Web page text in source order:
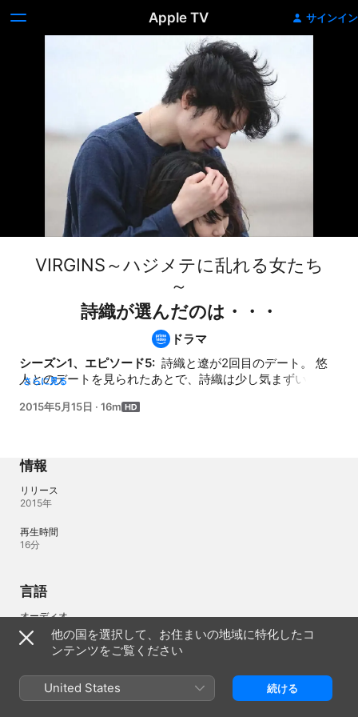
Apple TV サインイン
VIRGINS～ハジメテに乱れる女たち
～
詩織が選んだのは・・・
ドラマ
シーズン1、エピソード5: 詩織と遼が2回目のデート。 悠
人とのデートを見られたあとで、詩織は少し気まずい。 し
る。 2人は海へ。そこで遼は、詩織が誰を好きなのか、気
さらに見る
2015年5月15日 · 16m
情報
リリース
2015年
再生時間
16分
言語
オーディオ
日本語（日本）
日本
他の国を選択して、お住まいの地域に特化したコ
ンテンツをご覧ください
United States 続ける